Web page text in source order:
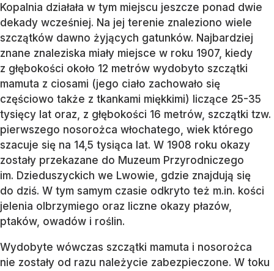
Kopalnia działała w tym miejscu jeszcze ponad dwie
dekady wcześniej. Na jej terenie znaleziono wiele
szczątków dawno żyjących gatunków. Najbardziej
znane znaleziska miały miejsce w roku 1907, kiedy
z głębokości około 12 metrów wydobyto szczątki
mamuta z ciosami (jego ciało zachowało się
częściowo także z tkankami miękkimi) liczące 25-35
tysięcy lat oraz, z głębokości 16 metrów, szczątki tzw.
pierwszego nosorożca włochatego, wiek którego
szacuje się na 14,5 tysiąca lat. W 1908 roku okazy
zostały przekazane do Muzeum Przyrodniczego
im. Dzieduszyckich we Lwowie, gdzie znajdują się
do dziś. W tym samym czasie odkryto też m.in. kości
jelenia olbrzymiego oraz liczne okazy płazów,
ptaków, owadów i roślin.
Wydobyte wówczas szczątki mamuta i nosorożca
nie zostały od razu należycie zabezpieczone. W toku